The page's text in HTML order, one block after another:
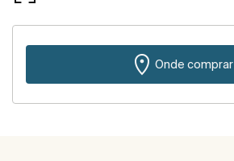
Onde comprar